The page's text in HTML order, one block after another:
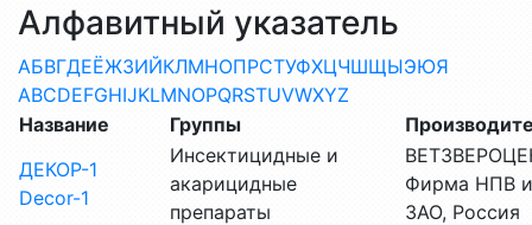
Алфавитный указатель
АБВГДЕЁЖЗИЙКЛМНОПРСТУФХЦЧШЩЫЭЮЯ
ABCDEFGHIJKLMNOPQRSTUVWXYZ
Название
Группы
ДЕКОР-1
Decor-1
Инсектицидные и
акарицидные
препараты
Фирма НПВ
ЗАО, Россия